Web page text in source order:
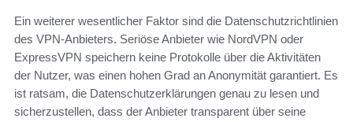
Ein weiterer wesentlicher Faktor sind die Datenschutzrichtlinien
des VPN-Anbieters. Seriöse Anbieter wie NordVPN oder
ExpressVPN speichern keine Protokolle über die Aktivitäten
der Nutzer, was einen hohen Grad an Anonymität garantiert. Es
ist ratsam, die Datenschutzerklärungen genau zu lesen und
sicherzustellen, dass der Anbieter transparent über seine